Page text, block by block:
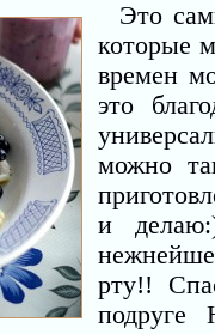
Это
которые
времен
это
можно
и
рту!!
подруге